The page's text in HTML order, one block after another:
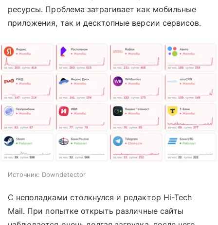
ресурсы. Проблема затрагивает как мобильные
приложения, так и десктопные версии сервисов.
Источник: Downdetector
С неполадками столкнулся и редактор Hi-Tech
Mail. При попытке открыть различные сайты